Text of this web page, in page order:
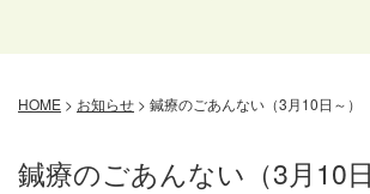
HOME > お知らせ > 鍼療のごあんない（3月10日～）
鍼療のごあんない（3月10日